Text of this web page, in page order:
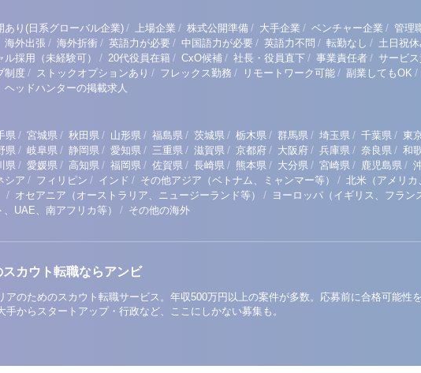
あり(日系グローバル企業) / 上場企業 / 株式公開準備 / 大手企業 / ベンチャー企業 / 管理
海外出張 / 海外折衝 / 英語力が必要 / 中国語力が必要 / 英語力不問 / 転勤なし / 土日祝休
ル採用（未経験可） / 20代役員在籍 / CxO候補 / 社長・役員直下 / 事業責任者 / サービ
制度 / ストックオプションあり / フレックス勤務 / リモートワーク可能 / 副業してもOK /
ヘッドハンターの掲載求人
県 / 宮城県 / 秋田県 / 山形県 / 福島県 / 茨城県 / 栃木県 / 群馬県 / 埼玉県 / 千葉県 / 東
県 / 岐阜県 / 静岡県 / 愛知県 / 三重県 / 滋賀県 / 京都府 / 大阪府 / 兵庫県 / 奈良県 / 和
県 / 愛媛県 / 高知県 / 福岡県 / 佐賀県 / 長崎県 / 熊本県 / 大分県 / 宮崎県 / 鹿児島県 /
シア / フィリピン / インド / その他アジア（ベトナム、ミャンマー等） / 北米（アメリカ
/ オセアニア（オーストラリア、ニュージーランド等） / ヨーロッパ（イギリス、フラン
、UAE、南アフリカ等）
/ その他の海外
カウト転職ならアンビ
アのためのスカウト転職サービス。年収500万円以上の案件が多数。応募前に合格可能性
手からスタートアップ・行政など、ここにしかない募集も。